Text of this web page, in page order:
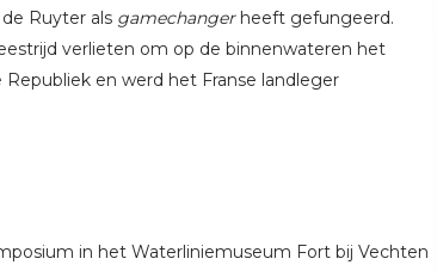
Ruyter als gamechangerheeft gefungeerd.
verlieten om op de binnenwateren het
en werd het Franse landleger
in het Waterliniemuseum Fort bij Vechten